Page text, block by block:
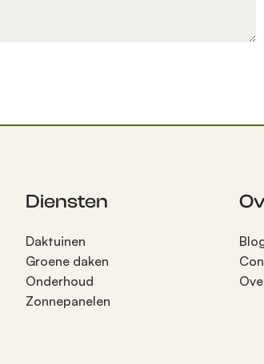
Diensten
Daktuinen
Groene daken
Onderhoud
Zonnepanelen